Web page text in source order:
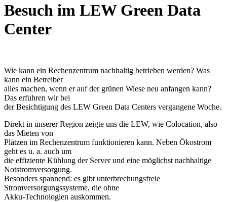
Besuch im LEW Green Data
Center
Wie kann ein Rechenzentrum nachhaltig betrieben werden? Was
kann ein Betreiber
alles machen, wenn er auf der grünen Wiese neu anfangen kann?
Das erfuhren wir bei
der Besichtigung des LEW Green Data Centers vergangene Woche.
Direkt in unserer Region zeigte uns die LEW, wie Colocation, also
das Mieten von
Plätzen im Rechenzentrum funktionieren kann. Neben Ökostrom
geht es u. a. auch um
die effiziente Kühlung der Server und eine möglichst nachhaltige
Notstromversorgung.
Besonders spannend: es gibt unterbrechungsfreie
Stromversorgungssysteme, die ohne
Akku-Technologien auskommen.